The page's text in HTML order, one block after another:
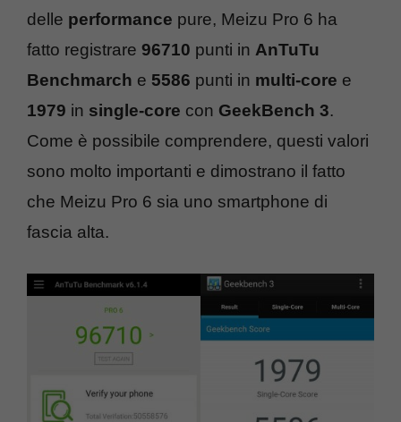
delle performance pure, Meizu Pro 6 ha
fatto registrare 96710 punti in AnTuTu
Benchmarch e 5586 punti in multi-core e
1979 in single-core con GeekBench 3.
Come è possibile comprendere, questi valori
sono molto importanti e dimostrano il fatto
che Meizu Pro 6 sia uno smartphone di
fascia alta.